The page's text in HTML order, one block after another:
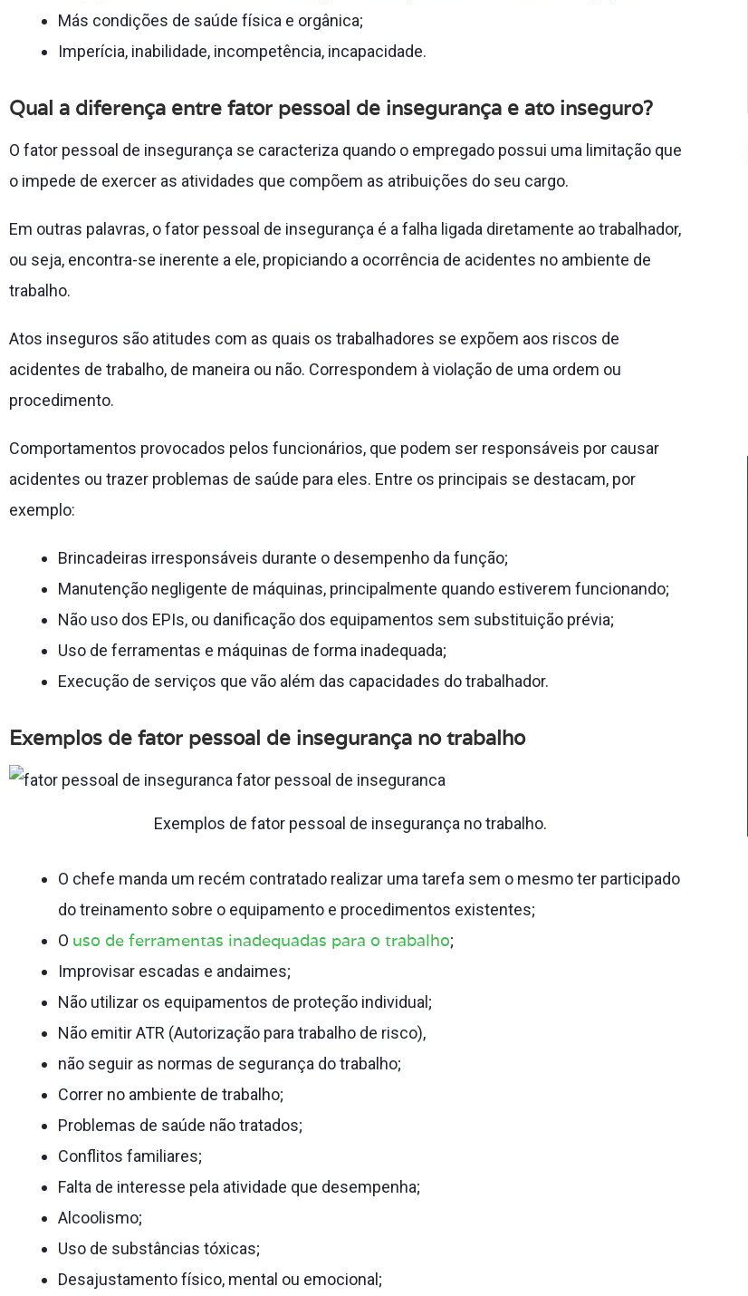
Más condições de saúde física e orgânica;
Imperícia, inabilidade, incompetência, incapacidade.
Qual a diferença entre fator pessoal de insegurança e ato inseguro?
O fator pessoal de insegurança se caracteriza quando o empregado possui uma limitação que
o impede de exercer as atividades que compõem as atribuições do seu cargo.
Em outras palavras, o fator pessoal de insegurança é a falha ligada diretamente ao trabalhador,
ou seja, encontra-se inerente a ele, propiciando a ocorrência de acidentes no ambiente de
trabalho.
Atos inseguros são atitudes com as quais os trabalhadores se expõem aos riscos de
acidentes de trabalho, de maneira ou não. Correspondem à violação de uma ordem ou
procedimento.
Comportamentos provocados pelos funcionários, que podem ser responsáveis por causar
acidentes ou trazer problemas de saúde para eles. Entre os principais se destacam, por
exemplo:
Brincadeiras irresponsáveis durante o desempenho da função;
Manutenção negligente de máquinas, principalmente quando estiverem funcionando;
Não uso dos EPIs, ou danificação dos equipamentos sem substituição prévia;
Uso de ferramentas e máquinas de forma inadequada;
Execução de serviços que vão além das capacidades do trabalhador.
Exemplos de fator pessoal de insegurança no trabalho
Exemplos de fator pessoal de insegurança no trabalho.
O chefe manda um recém contratado realizar uma tarefa sem o mesmo ter participado
do treinamento sobre o equipamento e procedimentos existentes;
O uso de ferramentas inadequadas para o trabalho;
Improvisar escadas e andaimes;
Não utilizar os equipamentos de proteção individual;
Não emitir ATR (Autorização para trabalho de risco),
não seguir as normas de segurança do trabalho;
Correr no ambiente de trabalho;
Problemas de saúde não tratados;
Conflitos familiares;
Falta de interesse pela atividade que desempenha;
Alcoolismo;
Uso de substâncias tóxicas;
Desajustamento físico, mental ou emocional;